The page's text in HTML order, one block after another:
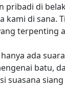
pribadi di
kami di sana.
terpenting
ada
batu,
suasana